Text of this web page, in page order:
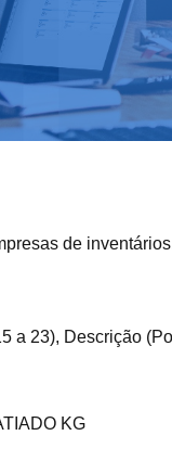
de
a 23), Descrição
FATIADO